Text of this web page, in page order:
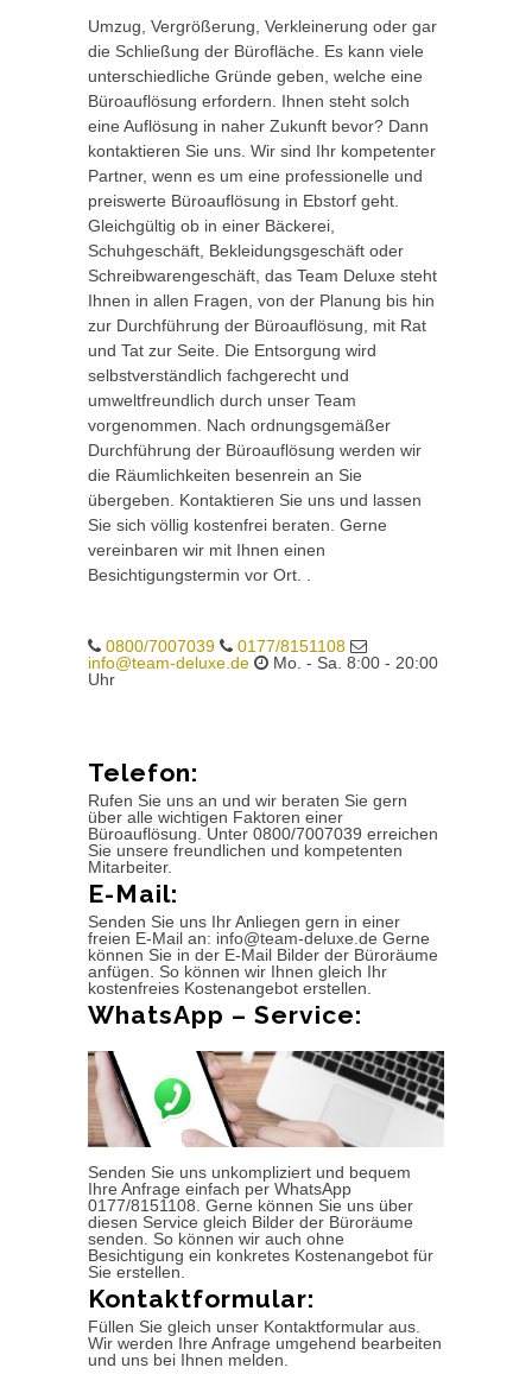
Umzug, Vergrößerung, Verkleinerung oder gar
die Schließung der Bürofläche. Es kann viele
unterschiedliche Gründe geben, welche eine
Büroauflösung erfordern. Ihnen steht solch
eine Auflösung in naher Zukunft bevor? Dann
kontaktieren Sie uns. Wir sind Ihr kompetenter
Partner, wenn es um eine professionelle und
preiswerte Büroauflösung in Ebstorf geht.
Gleichgültig ob in einer Bäckerei,
Schuhgeschäft, Bekleidungsgeschäft oder
Schreibwarengeschäft, das Team Deluxe steht
Ihnen in allen Fragen, von der Planung bis hin
zur Durchführung der Büroauflösung, mit Rat
und Tat zur Seite. Die Entsorgung wird
selbstverständlich fachgerecht und
umweltfreundlich durch unser Team
vorgenommen. Nach ordnungsgemäßer
Durchführung der Büroauflösung werden wir
die Räumlichkeiten besenrein an Sie
übergeben. Kontaktieren Sie uns und lassen
Sie sich völlig kostenfrei beraten. Gerne
vereinbaren wir mit Ihnen einen
Besichtigungstermin vor Ort. .
0800/7007039
0177/8151108
info@team-deluxe.de
Mo. - Sa. 8:00 - 20:00
Uhr
Telefon:
Rufen Sie uns an und wir beraten Sie gern
über alle wichtigen Faktoren einer
Büroauflösung. Unter 0800/7007039 erreichen
Sie unsere freundlichen und kompetenten
Mitarbeiter.
E-Mail:
Senden Sie uns Ihr Anliegen gern in einer
freien E-Mail an: info@team-deluxe.de Gerne
können Sie in der E-Mail Bilder der Büroräume
anfügen. So können wir Ihnen gleich Ihr
kostenfreies Kostenangebot erstellen.
WhatsApp – Service:
Senden Sie uns unkompliziert und bequem
Ihre Anfrage einfach per WhatsApp
0177/8151108. Gerne können Sie uns über
diesen Service gleich Bilder der Büroräume
senden. So können wir auch ohne
Besichtigung ein konkretes Kostenangebot für
Sie erstellen.
Kontaktformular:
Füllen Sie gleich unser Kontaktformular aus.
Wir werden Ihre Anfrage umgehend bearbeiten
und uns bei Ihnen melden.